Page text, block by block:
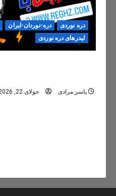
دره نوردی دره-نوردان-ایران
لیدرهای دره نوردی
یاسر مرادی جولای 22, 2026